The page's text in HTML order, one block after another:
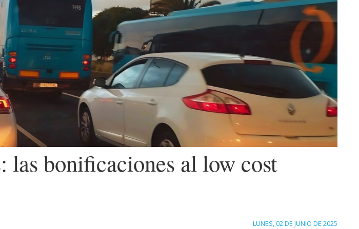
las bonificaciones al low cost
LUNES, 02 DE JUNIO DE 2025